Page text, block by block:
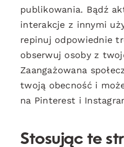
publikowania. Bądź
interakcje z innymi
repinuj odpowiednie
obserwuj osoby z
Zaangażowana
twoją obecność i
na Pinterest i
Stosując te